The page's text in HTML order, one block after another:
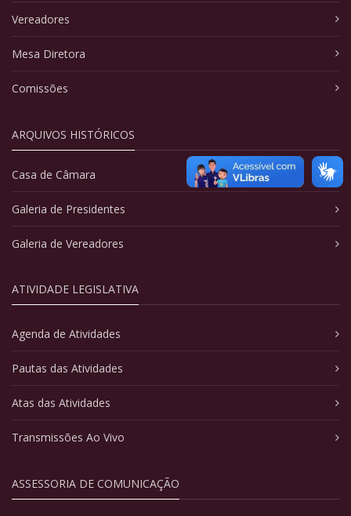
Vereadores
Mesa Diretora
Comissões
ARQUIVOS HISTÓRICOS
Casa de Câmara
Galeria de Presidentes
Galeria de Vereadores
ATIVIDADE LEGISLATIVA
Agenda de Atividades
Pautas das Atividades
Atas das Atividades
Transmissões Ao Vivo
ASSESSORIA DE COMUNICAÇÃO